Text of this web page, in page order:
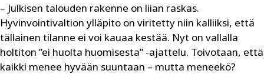
– Julkisen talouden rakenne on liian raskas.
Hyvinvointivaltion ylläpito on viritetty niin kalliiksi, että
tällainen tilanne ei voi kauaa kestää. Nyt on vallalla
holtiton ”ei huolta huomisesta” -ajattelu. Toivotaan, että
kaikki menee hyvään suuntaan – mutta meneekö?